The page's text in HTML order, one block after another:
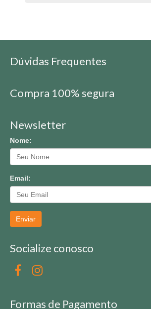
Dúvidas Frequentes
Compra 100% segura
Newsletter
Nome:
Email:
Enviar
Socialize conosco
Formas de Pagamento